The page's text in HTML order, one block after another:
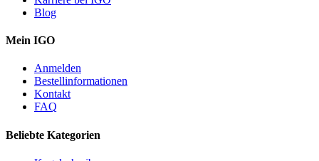
Blog
Mein IGO
Anmelden
Bestellinformationen
Kontakt
FAQ
Beliebte Kategorien